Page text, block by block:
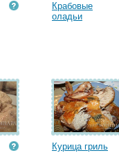
Крабовые
оладьи
Курица гриль